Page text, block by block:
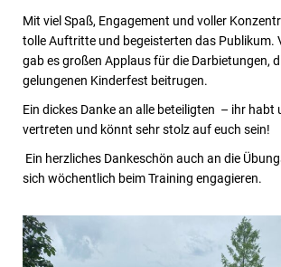
Mit viel Spaß, Engagement und voller
tolle Auftritte und begeisterten das Publikum.
gab es großen Applaus für die Darbietungen,
gelungenen Kinderfest beitrugen.
Ein dickes Danke an alle beteiligten – ihr habt
vertreten und könnt sehr stolz auf euch sein!
Ein herzliches Dankeschön auch an die
sich wöchentlich beim Training engagieren.